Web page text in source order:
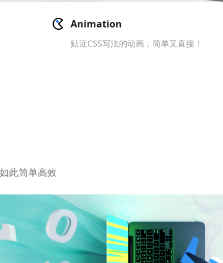
Animation
贴近CSS写法的动画，简单又直接！
此简单高效